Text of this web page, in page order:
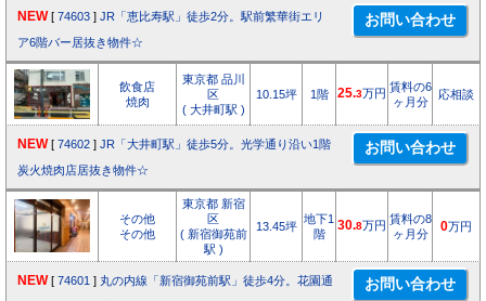
NEW [ 74603 ] JR「恵比寿駅」徒歩2分。駅前繁華街エリ
ア6階バー居抜き物件☆
飲食店
焼肉
東京都 品川
区
( 大井町駅 )
10.15坪 1階 25.3万円 賃料の6
ヶ月分
応相談
NEW [ 74602 ] JR「大井町駅」徒歩5分。光学通り沿い1階
炭火焼肉店居抜き物件☆
その他
その他
東京都 新宿
区
( 新宿御苑前
駅 )
13.45坪
地下1
階
30.8万円 賃料の8
ヶ月分
0万円
NEW [ 74601 ] 丸の内線「新宿御苑前駅」徒歩4分。花園通